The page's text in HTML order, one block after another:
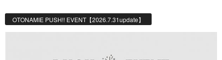
OTONAMIE PUSH!! EVENT【2026.7.31update】